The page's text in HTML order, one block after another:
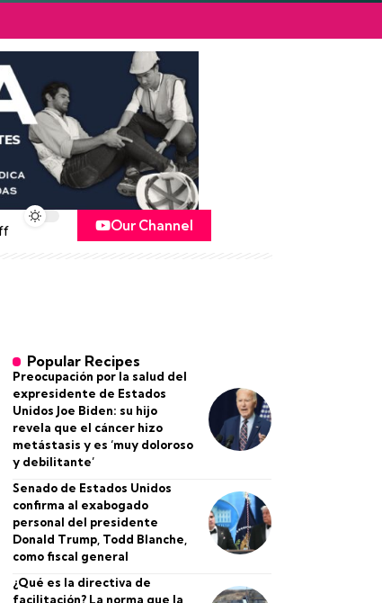
Our Channel
Popular Recipes
Preocupación por la salud del
expresidente de Estados
Unidos Joe Biden: su hijo
revela que el cáncer hizo
metástasis y es ‘muy doloroso
y debilitante’
Senado de Estados Unidos
confirma al exabogado
personal del presidente
Donald Trump, Todd Blanche,
como fiscal general
¿Qué es la directiva de
facilitación? La norma que la